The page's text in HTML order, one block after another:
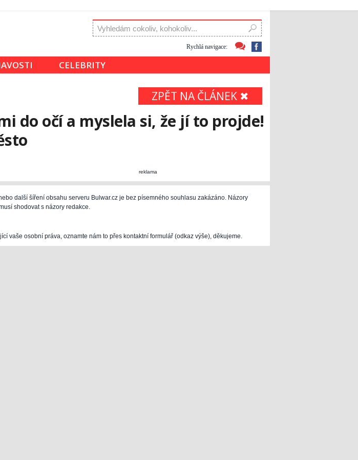
Rychlá navigace:
CELEBRITY
ZPĚT NA ČLÁNEK ✖
do očí a myslela si, že jí to projde!
reklama
další šíření obsahu serveru Bulwar.cz je bez písemného souhlasu zakázáno. Názory
shodovat s názory redakce.
vaše osobní práva, oznamte nám to přes kontaktní formulář (odkaz výše), děkujeme.